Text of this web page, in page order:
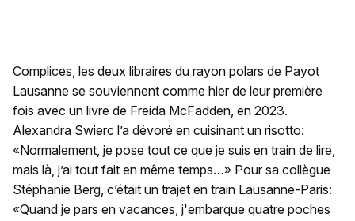
Complices, les deux libraires du rayon polars de Payot
Lausanne se souviennent comme hier de leur première
fois avec un livre de Freida McFadden, en 2023.
Alexandra Swierc l’a dévoré en cuisinant un risotto:
«Normalement, je pose tout ce que je suis en train de lire,
mais là, j’ai tout fait en même temps…» Pour sa collègue
Stéphanie Berg, c’était un trajet en train Lausanne-Paris:
«Quand je pars en vacances, j'embarque quatre poches